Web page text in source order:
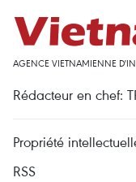
AGENCE VIETNAMIENNE
Rédacteur en chef:
Propriété
RSS